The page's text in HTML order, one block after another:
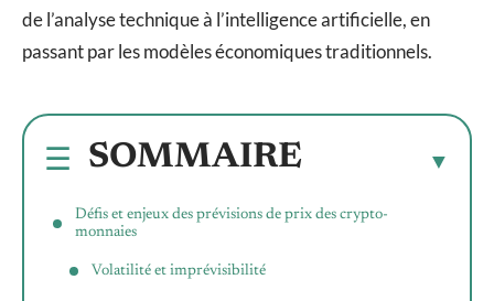
de l’analyse technique à l’intelligence artificielle, en
passant par les modèles économiques traditionnels.
SOMMAIRE
Défis et enjeux des prévisions de prix des crypto-
monnaies
Volatilité et imprévisibilité